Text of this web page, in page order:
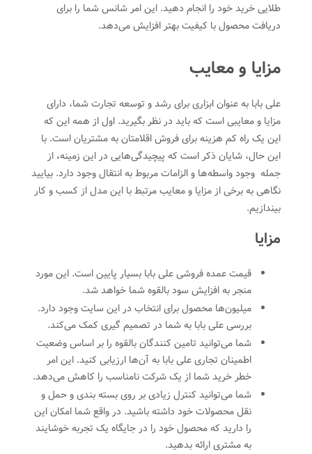
طلایی خرید خود را انجام دهید. این امر شانس شما را برای
دریافت محصول با کیفیت بهتر افزایش می‌دهد.
مزایا و معایب
علی بابا به عنوان ابزاری برای رشد و توسعه تجارت شما، دارای
مزایا و معایبی است که باید در نظر بگیرید. اول از همه این که
این یک راه کم هزینه برای فروش اقلامتان به مشتریان است. با
این حال، شایان ذکر است که پیچیدگی‌هایی در این زمینه، از
جمله وجود واسطه‌ها و الزامات مربوط به انتقال وجود دارد. بیایید
نگاهی به برخی از مزایا و معایب مرتبط با این مدل از کسب و کار
بیندازیم.
مزایا
قیمت عمده فروشی علی بابا بسیار پایین است. این مورد
منجر به افزایش سود بالقوه شما خواهد شد.
میلیون‌ها محصول برای انتخاب در این سایت وجود دارد.
بررسی علی بابا به شما در تصمیم گیری کمک می‌کند.
شما می‌توانید تامین کنندگان بالقوه را بر اساس وضعیت
اطمینان تجاری علی بابا به آن‌ها ارزیابی کنید. این امر
خطر خرید شما از یک شرکت نامناسب را کاهش می‌دهد.
شما می‌توانید کنترل زیادی بر روی بسته بندی و حمل و
نقل محصولات خود داشته باشید. در واقع شما امکان این
را دارید که محصول خود را در جایگاه یک تجربه خوشایند
به مشتری ارائه بدهید.